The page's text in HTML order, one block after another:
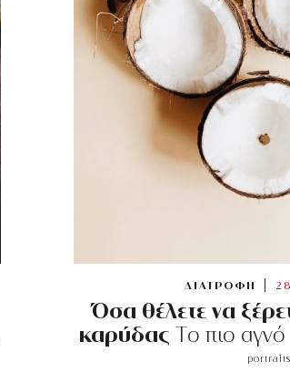
ΔΙΑΤΡΟΦΗ
Όσα θέλετε να
καρύδας Tο πιο αγνό
portraits